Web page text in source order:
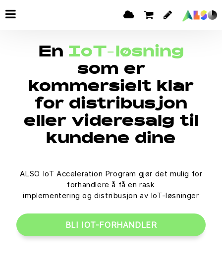
En IoT-løsning
som er
kommersielt klar
for distribusjon
eller videresalg til
kundene dine
ALSO IoT Acceleration Program gjør det mulig for
forhandlere å få en rask
implementering og distribusjon av IoT-løsninger
BLI IOT-FORHANDLER